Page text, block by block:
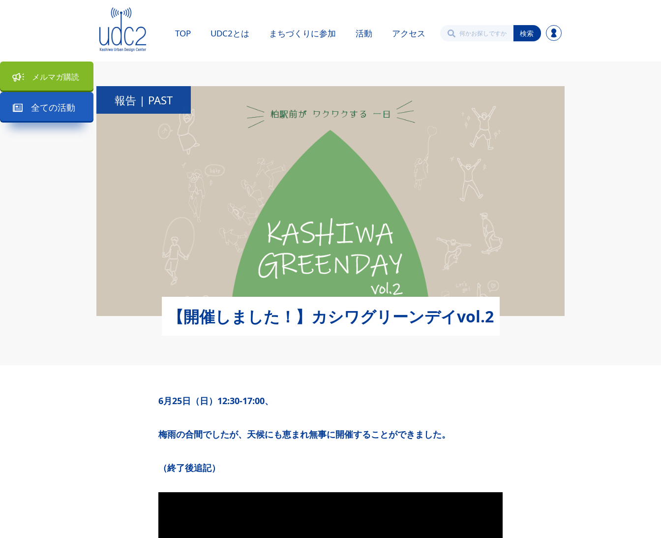
TOP UDC2とは まちづくりに参加 活動 アクセス
メルマガ購読
全ての活動 報告 | PAST
【開催しました！】カシワグリーンデイvol.2
6月25日（日）12:30-17:00、
梅雨の合間でしたが、天候にも恵まれ無事に開催することができました。
（終了後追記）